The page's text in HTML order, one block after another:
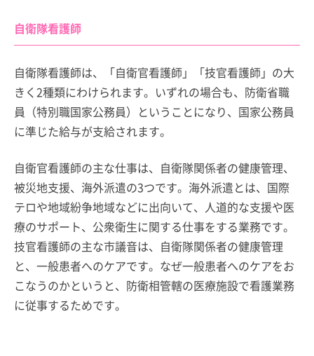
自衛隊看護師
自衛隊看護師は、「自衛官看護師」「技官看護師」の大
きく2種類にわけられます。いずれの場合も、防衛省職
員（特別職国家公務員）ということになり、国家公務員
に準じた給与が支給されます。
自衛官看護師の主な仕事は、自衛隊関係者の健康管理、
被災地支援、海外派遣の3つです。海外派遣とは、国際
テロや地域紛争地域などに出向いて、人道的な支援や医
療のサポート、公衆衛生に関する仕事をする業務です。
技官看護師の主な市議音は、自衛隊関係者の健康管理
と、一般患者へのケアです。なぜ一般患者へのケアをお
こなうのかというと、防衛相管轄の医療施設で看護業務
に従事するためです。